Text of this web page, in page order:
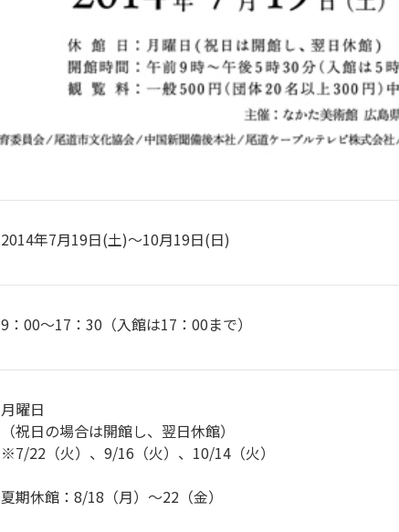
2014年7月19日(土)～10月19日(日)
9：00〜17：30（入館は17：00まで）
月曜日
（祝日の場合は開館し、翌日休館）
※7/22（火）、9/16（火）、10/14（火）
夏期休館：8/18（月）〜22（金）